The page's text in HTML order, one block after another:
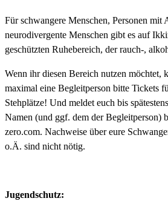
Für schwangere Menschen, Personen mit
neurodivergente Menschen gibt es auf
geschützten Ruhebereich, der rauch-,
Wenn ihr diesen Bereich nutzen möchtet,
maximal eine Begleitperson bitte Tickets
Stehplätze! Und meldet euch bis
Namen (und ggf. dem der Begleitperson)
zero.com. Nachweise über eure
o.Ä. sind nicht nötig.
Jugendschutz: